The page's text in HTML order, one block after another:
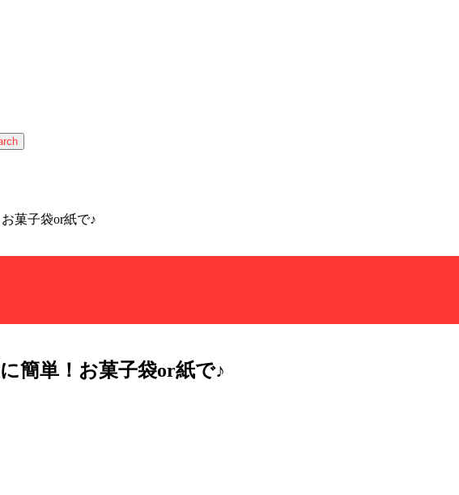
菓子袋or紙で♪
簡単！お菓子袋or紙で♪